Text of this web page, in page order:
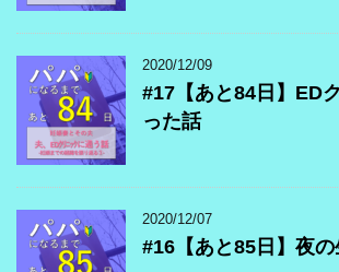
2020/12/09
#17【あと84日】ED
った話
2020/12/07
#16【あと85日】夜